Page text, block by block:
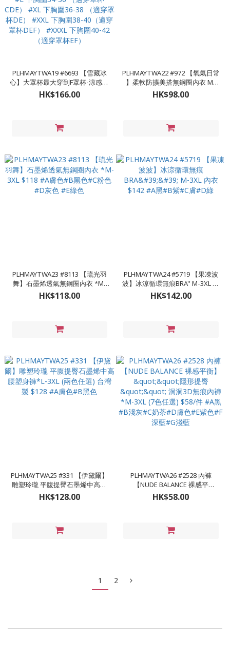
PLHMAYTWA19 #6693 【雪藏冰
心】大罩杯最大穿到F罩杯-涼感無
鋼圈 $166 #A黑#B綠#C膚#D藍
#M 下胸圍34（適穿罩杯CDE） #L
#XXL 下胸圍38-40（適穿罩杯
HK$166.00
PLHMAYTWA22 #972 【氧氣日常
】柔軟防擴美搭無鋼圈內衣 M-
3XL $98 #A黑色#B藍色#C粉色
HK$98.00
PLHMAYTWA23 #8113 【琉光羽
舞】石墨烯透氣無鋼圈內衣 *M-
#D灰色 #E綠色
HK$118.00
PLHMAYTWA24 #5719 【果凍波
波】冰涼循環無痕BRA'' M-3XL 內
衣$142 #A黑#B紫#C膚#D綠
HK$142.00
PLHMAYTWA25 #331 【伊黛爾】
雕塑玲瓏 平腹提臀石墨烯中高腰
塑身褲*L-3XL (兩色任選) 台灣製
$128 #A膚色#B黑色
HK$128.00
PLHMAYTWA26 #2528 內褲
【NUDE BALANCE 裸感平
衡】""隱形提臀"" 洞洞3D無痕內
褲 *M-3XL (7色任選) $58/件 #A黑
HK$58.00
1 2